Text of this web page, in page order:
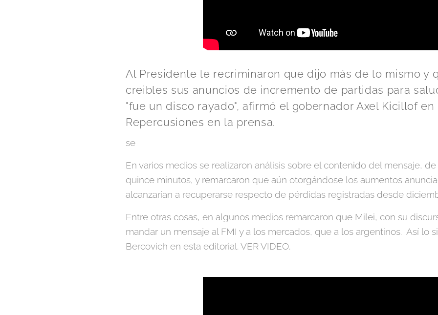
Al Presidente le recriminaron que dijo más de lo mismo y
creibles sus anuncios de incremento de partidas para
"fue un disco rayado", afirmó el gobernador Axel Kicillof en
Repercusiones en la prensa.
se
En varios medios se realizaron análisis sobre el contenido del mensaje,
quince minutos, y remarcaron que aún otorgándose los aumentos
alcanzarían a recuperarse respecto de pérdidas registradas desde
Entre otras cosas, en algunos medios remarcaron que Milei, con su
mandar un mensaje al FMI y a los mercados, que a los argentinos. Así lo
Bercovich en esta editorial. VER VIDEO.